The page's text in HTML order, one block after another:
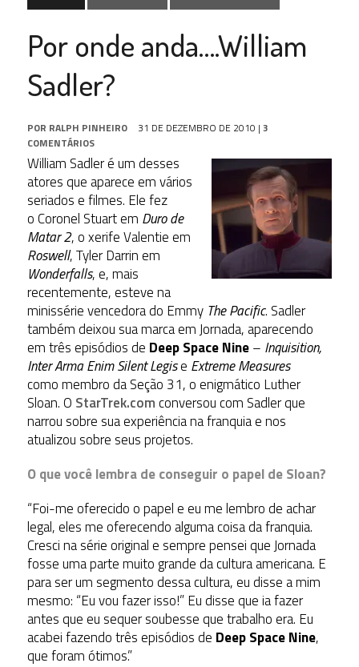
Por onde anda….William
Sadler?
POR RALPH PINHEIRO 31 DE DEZEMBRO DE 2010 | 3
COMENTÁRIOS
William Sadler é um desses
atores que aparece em vários
seriados e filmes. Ele fez
o Coronel Stuart em Duro de
Matar 2, o xerife Valentie em
Roswell, Tyler Darrin em
Wonderfalls, e, mais
recentemente, esteve na
minissérie vencedora do Emmy The Pacific. Sadler
também deixou sua marca em Jornada, aparecendo
em três episódios de Deep Space Nine– Inquisition,
Inter Arma Enim Silent Legise Extreme Measures
como membro da Seção 31, o enigmático Luther
Sloan. O StarTrek.comconversou com Sadler que
narrou sobre sua experiência na franquia e nos
atualizou sobre seus projetos.
O que você lembra de conseguir o papel de Sloan?
“Foi-me oferecido o papel e eu me lembro de achar
legal, eles me oferecendo alguma coisa da franquia.
Cresci na série original e sempre pensei que Jornada
fosse uma parte muito grande da cultura americana. E
para ser um segmento dessa cultura, eu disse a mim
mesmo: “Eu vou fazer isso!” Eu disse que ia fazer
antes que eu sequer soubesse que trabalho era. Eu
acabei fazendo três episódios de Deep Space Nine,
que foram ótimos.”